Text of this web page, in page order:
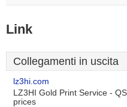
Link
Collegamenti in uscita
lz3hi.com
LZ3HI Gold Print Service -
prices